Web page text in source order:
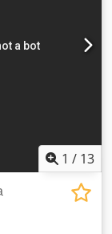
121 м/мин. Ход
1 / 13